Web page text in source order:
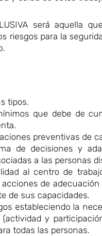
será aquella
riesgos para la
tipos.
que debe de
preventivas de
de decisiones y
a las personas
al centro de
de
de sus capacidades.
estableciendo la
y
todas las personas.